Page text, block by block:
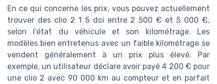
En ce qui concerne les prix, vous pouvez actuellement
trouver des clio 2 1 5 dci entre 2 500 € et 5 000 €,
selon l'état du véhicule et son kilométrage. Les
modèles bien entretenus avec un faible kilométrage se
vendent généralement à un prix plus élevé. Par
exemple, un utilisateur déclare avoir payé 4 200 € pour
une clio 2 avec 90 000 km au compteur et en parfait